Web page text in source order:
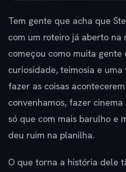
Tem gente que acha que
com um roteiro já aberto na
começou como muita gente
curiosidade, teimosia e
fazer as coisas
convenhamos, fazer
só que com mais barulho e
deu ruim na planilha.
O que torna a história dele